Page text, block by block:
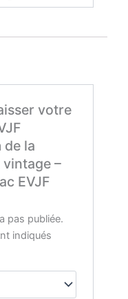
votre
de la
vintage –
EVJF
pas publiée.
indiqués